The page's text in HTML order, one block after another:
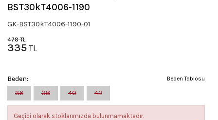
BST30kT4006-1190
GK-BST30kT4006-1190-01
478TL
335TL
Beden Tablosu
Beden:
36
38 40 42
Geçici olarak stoklarımızda bulunmamaktadır.